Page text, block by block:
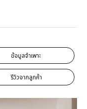
ข้อมูลจำเพาะ
รีวิวจากลูกค้า